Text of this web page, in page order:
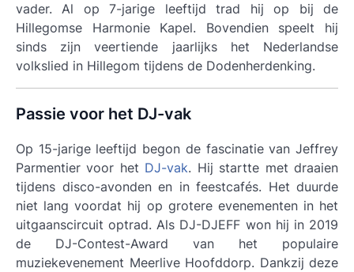
vader. Al op 7-jarige leeftijd trad hij op bij de
Hillegomse Harmonie Kapel. Bovendien speelt hij
sinds zijn veertiende jaarlijks het Nederlandse
volkslied in Hillegom tijdens de Dodenherdenking.
Passie voor het DJ-vak
Op 15-jarige leeftijd begon de fascinatie van Jeffrey
Parmentier voor het DJ-vak. Hij startte met draaien
tijdens disco-avonden en in feestcafés. Het duurde
niet lang voordat hij op grotere evenementen in het
uitgaanscircuit optrad. Als DJ-DJEFF won hij in 2019
de DJ-Contest-Award van het populaire
muziekevenement Meerlive Hoofddorp. Dankzij deze